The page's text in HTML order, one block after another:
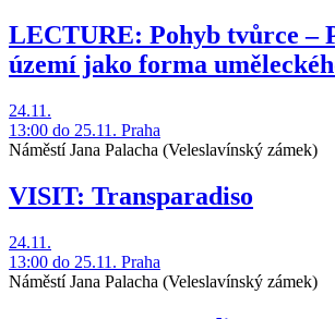
LECTURE: Pohyb tvůrce –
území jako forma
24.11.
13:00 do 25.11. Praha
Náměstí Jana Palacha (Veleslavínský zámek)
VISIT: Transparadiso
24.11.
13:00 do 25.11. Praha
Náměstí Jana Palacha (Veleslavínský zámek)